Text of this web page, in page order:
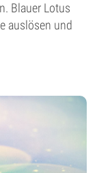
Blauer Lotus
auslösen und